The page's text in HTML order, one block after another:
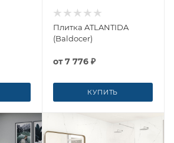
Плитка ATLANTIDA
(Baldocer)
от7 776 ₽
КУПИТЬ